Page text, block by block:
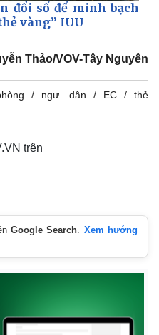
Vũ khí
Việt Nam
đổi số để minh bạch
vàng” IUU
Thảo/VOV-Tây Nguyên
ngư dân EC
thẻ
trên
Google Search. Xem hướng